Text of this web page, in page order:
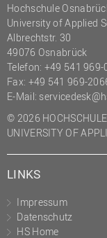
Hochschule
University of Applied
Albrechtstr. 30
49076 Osnabrück
Telefon: +49 541 969-
Fax: +49 541 969-
E-Mail:
© 2026
UNIVERSITY OF
LINKS
Impressum
Datenschutz
HS Home